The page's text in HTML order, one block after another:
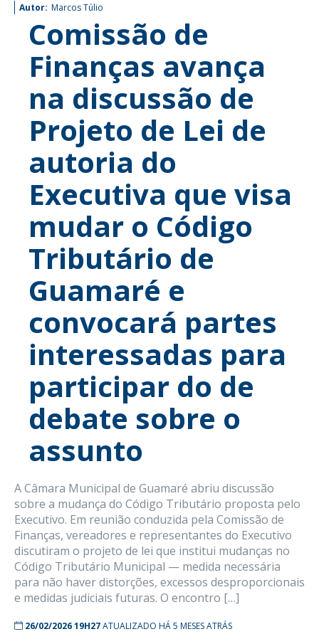
Autor: Marcos Túlio
Comissão de
Finanças avança
na discussão de
Projeto de Lei de
autoria do
Executiva que visa
mudar o Código
Tributário de
Guamaré e
convocará partes
interessadas para
participar do de
debate sobre o
assunto
A Câmara Municipal de Guamaré abriu discussão
sobre a mudança do Código Tributário proposta pelo
Executivo. Em reunião conduzida pela Comissão de
Finanças, vereadores e representantes do Executivo
discutiram o projeto de lei que institui mudanças no
Código Tributário Municipal — medida necessária
para não haver distorções, excessos desproporcionais
e medidas judiciais futuras. O encontro […]
26/02/2026 19H27ATUALIZADO HÁ 5 MESES ATRÁS